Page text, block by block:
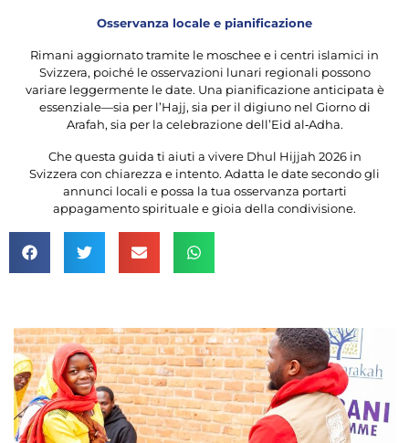
Osservanza locale e pianificazione
Rimani aggiornato tramite le moschee e i centri islamici in
Svizzera, poiché le osservazioni lunari regionali possono
variare leggermente le date. Una pianificazione anticipata è
essenziale—sia per l’Hajj, sia per il digiuno nel Giorno di
Arafah, sia per la celebrazione dell’Eid al‑Adha.
Che questa guida ti aiuti a vivere Dhul Hijjah 2026 in
Svizzera con chiarezza e intento. Adatta le date secondo gli
annunci locali e possa la tua osservanza portarti
appagamento spirituale e gioia della condivisione.